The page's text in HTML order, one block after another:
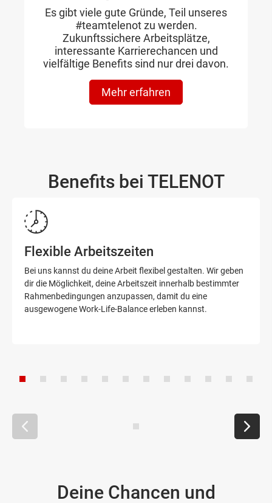
Es gibt viele gute Gründe, Teil unseres
#teamtelenot zu werden.
Zukunftssichere Arbeitsplätze,
interessante Karrierechancen und
vielfältige Benefits sind nur drei davon.
Mehr erfahren
Benefits bei TELENOT
Flexible Arbeitszeiten
Bei uns kannst du deine Arbeit flexibel gestalten. Wir geben
dir die Möglichkeit, deine Arbeitszeit innerhalb bestimmter
Rahmenbedingungen anzupassen, damit du eine
ausgewogene Work-Life-Balance erleben kannst.
Deine Chancen und